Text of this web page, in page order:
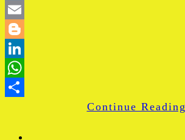
Share
Continue Reading